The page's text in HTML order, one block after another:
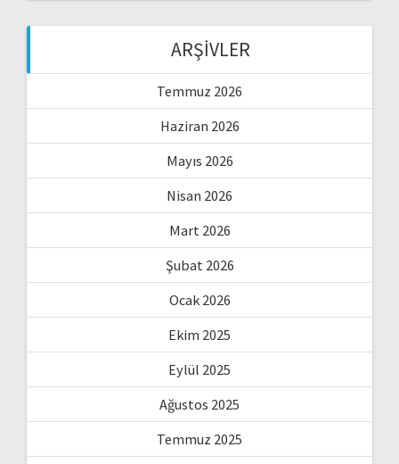
ARŞIVLER
Temmuz 2026
Haziran 2026
Mayıs 2026
Nisan 2026
Mart 2026
Şubat 2026
Ocak 2026
Ekim 2025
Eylül 2025
Ağustos 2025
Temmuz 2025